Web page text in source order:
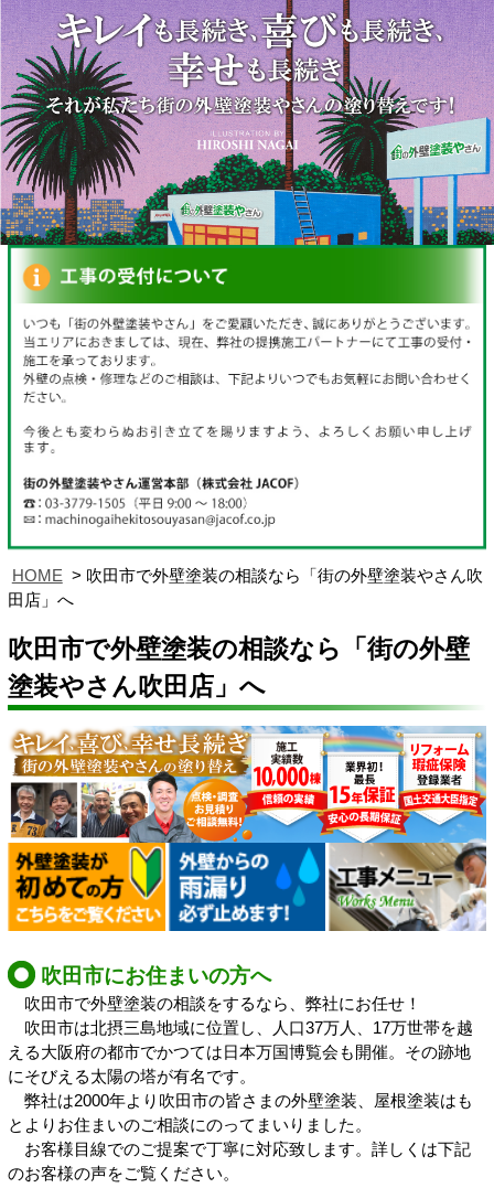
HOME
吹田市で外壁塗装の相談なら「街の外壁塗装やさん吹
田店」へ
吹田市で外壁塗装の相談なら「街の外壁
塗装やさん吹田店」へ
吹田市にお住まいの方へ
吹田市で外壁塗装の相談をするなら、弊社にお任せ！
吹田市は北摂三島地域に位置し、人口37万人、17万世帯を越
える大阪府の都市でかつては日本万国博覧会も開催。その跡地
にそびえる太陽の塔が有名です。
弊社は2000年より吹田市の皆さまの外壁塗装、屋根塗装はも
とよりお住まいのご相談にのってまいりました。
お客様目線でのご提案で丁寧に対応致します。詳しくは下記
のお客様の声をご覧ください。